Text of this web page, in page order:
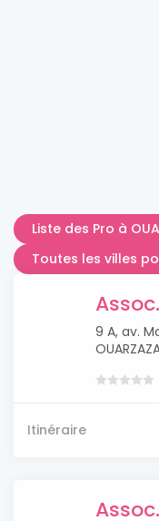
Liste des Pro à
Toutes les villes
9 A, av.
Itinéraire